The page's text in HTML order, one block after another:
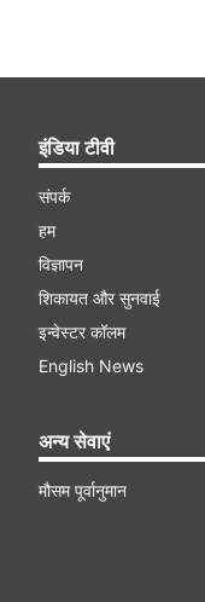
इंडिया टीवी
संपर्क
हम
विज्ञापन
शिकायत और सुनवाई
इन्वेस्टर कॉलम
English News
अन्य सेवाएं
मौसम पूर्वानुमान